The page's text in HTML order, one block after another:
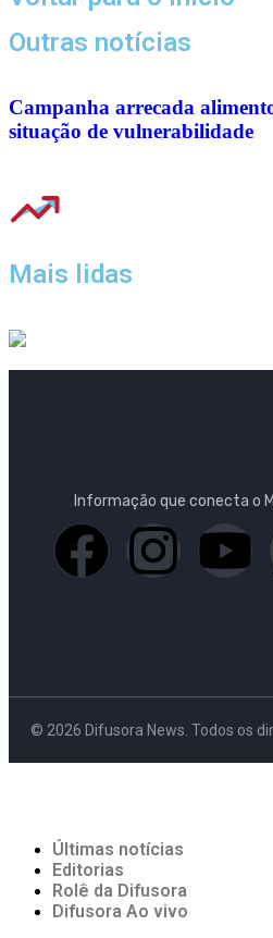
Outras notícias
Campanha arrecada
situação de vulnerabilidade
Mais lidas
Informação que conecta o
© 2026 Difusora News. Todos os
Últimas notícias
Editorias
Rolê da Difusora
Difusora Ao vivo